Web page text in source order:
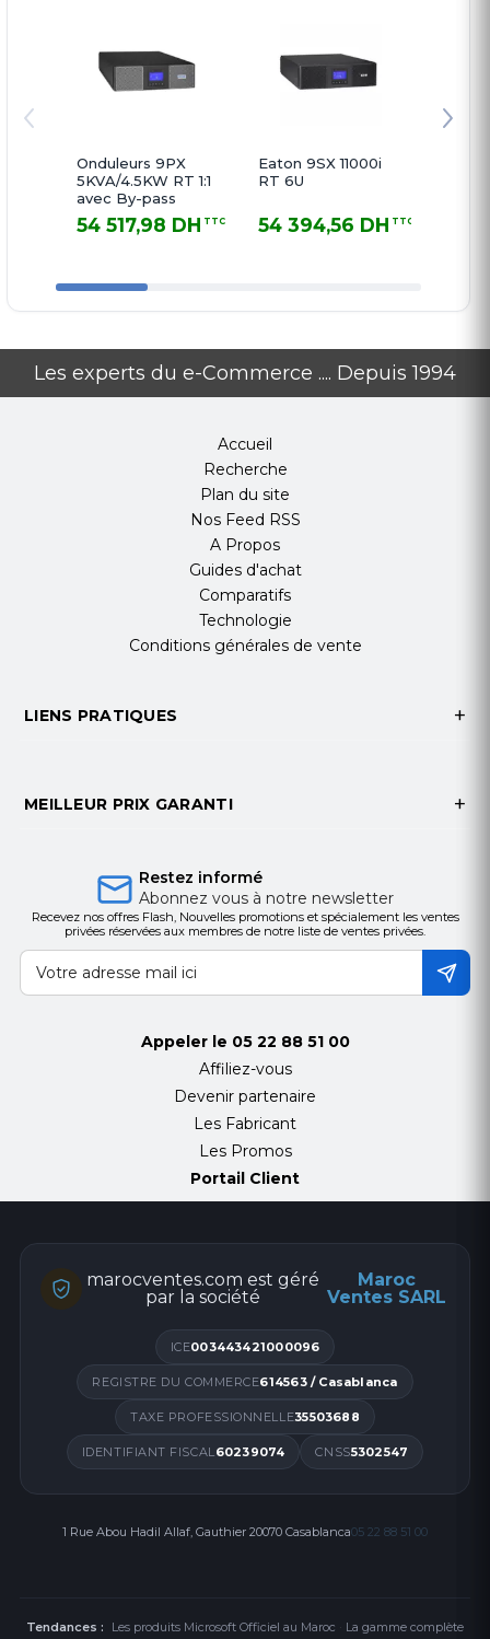
Onduleurs 9PX
5KVA/4.5KW RT 1:1
avec By-pass
54 517,98 DH TTC
Eaton 9SX 11000i
RT 6U
54 394,56 DH TTC
Les experts du e-Commerce .... Depuis 1994
Accueil
Recherche
Plan du site
Nos Feed RSS
A Propos
Guides d'achat
Comparatifs
Technologie
Conditions générales de vente
LIENS PRATIQUES
MEILLEUR PRIX GARANTI
Restez informé
Abonnez vous à notre newsletter
Recevez nos offres Flash, Nouvelles promotions et spécialement les ventes
privées réservées aux membres de notre liste de ventes privées.
Appeler le 05 22 88 51 00
Affiliez-vous
Devenir partenaire
Les Fabricant
Les Promos
Portail Client
marocventes.com est géré
par la société
Maroc
Ventes SARL
ICE003443421000096
REGISTRE DU COMMERCE614563 / Casablanca
TAXE PROFESSIONNELLE35503688
IDENTIFIANT FISCAL60239074 CNSS5302547
1 Rue Abou Hadil Allaf, Gauthier 20070 Casablanca05 22 88 51 00
Tendances : Les produits Microsoft Officiel au Maroc · La gamme complète